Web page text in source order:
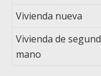
Vivienda nueva
Vivienda de
mano